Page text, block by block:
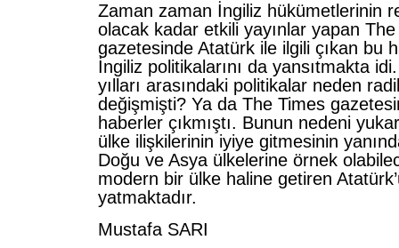
Zaman zaman İngiliz hükümetlerinin
olacak kadar etkili yayınlar yapan
gazetesinde Atatürk ile ilgili çıkan bu
İngiliz politikalarını da yansıtmakta
yılları arasındaki politikalar neden
değişmişti? Ya da The Times
haberler çıkmıştı. Bunun nedeni
ülke ilişkilerinin iyiye gitmesinin
Doğu ve Asya ülkelerine örnek
modern bir ülke haline getiren
yatmaktadır.
Mustafa SARI